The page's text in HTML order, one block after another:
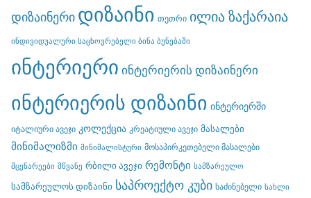
დიზაინერი დიზაინი თეთრი ილია ზაქარაია
ინდივიდუალური საცხოვრებელი ბინა ბუნებაში
ინტერიერი ინტერიერის დიზაინერი
ინტერიერის დიზაინი ინტერიერში
იტალიური ავეჯი კოლექცია კრეატიული ავეჯი მასალები
მინიმალიზმი მინიმალისტური მოსაპირკეთებელი მასალები
მცენარეები მწვანე რბილი ავეჯი რემონტი სამზარეულო
სამზარეულოს დიზაინი საპროექტო კუბი საძინებელი სახლი